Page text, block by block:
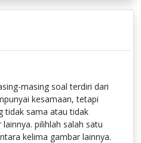
masing soal terdiri dari
kesamaan, tetapi
tidak sama atau tidak
pilihlah salah satu
kelima gambar lainnya.